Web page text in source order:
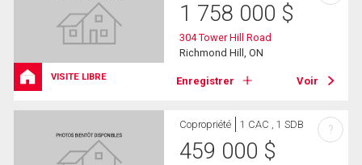
VISITE LIBRE
1 758 000 $
304 Tower Hill Road
Richmond Hill, ON
Enregistrer Voir
Copropriété 1 CAC , 1 SDB
459 000 $
?